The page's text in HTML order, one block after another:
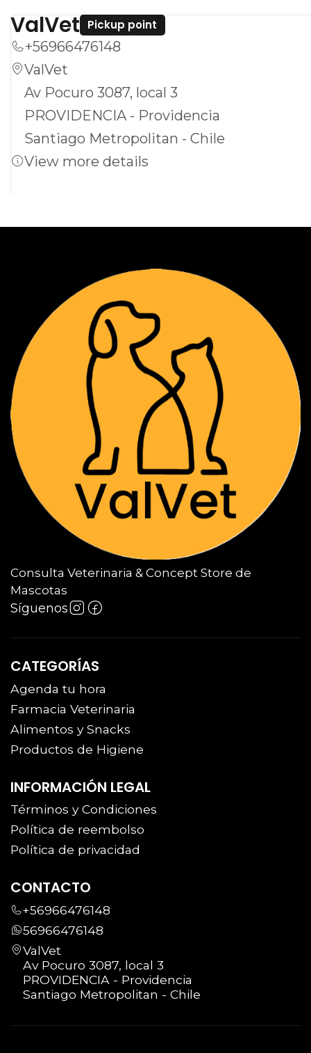
ValVet Pickup point
+56966476148
ValVet
Av Pocuro 3087, local 3
PROVIDENCIA - Providencia
Santiago Metropolitan - Chile
View more details
Consulta Veterinaria & Concept Store de
Mascotas
Síguenos
CATEGORÍAS
Agenda tu hora
Farmacia Veterinaria
Alimentos y Snacks
Productos de Higiene
INFORMACIÓN LEGAL
Términos y Condiciones
Política de reembolso
Política de privacidad
CONTACTO
+56966476148
56966476148
ValVet
Av Pocuro 3087, local 3
PROVIDENCIA - Providencia
Santiago Metropolitan - Chile